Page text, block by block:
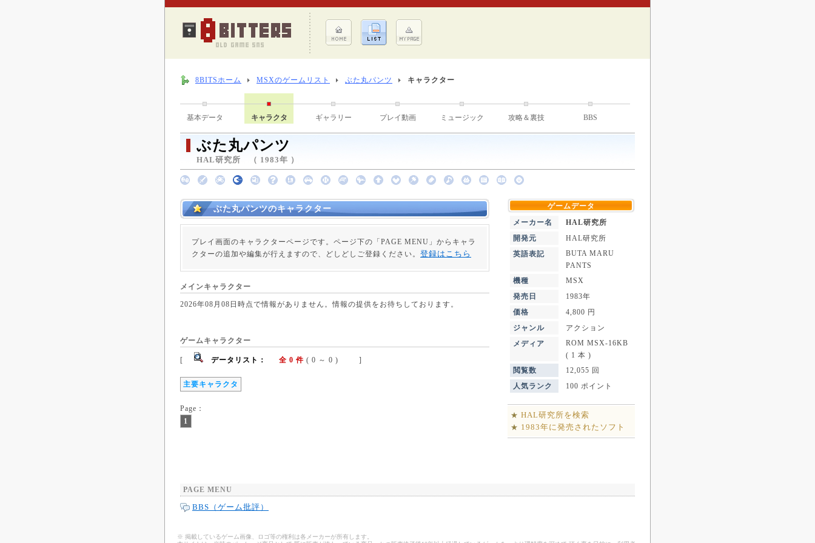
8BITSホーム MSXのゲームリスト ぶた丸パンツ キャラクター
基本データ キャラクタ ギャラリー プレイ動画 ミュージック 攻略＆裏技 BBS
ぶた丸パンツ
HAL研究所 （ 1983年 ）
ぶた丸パンツのキャラクター
プレイ画面のキャラクターページです。ページ下の「PAGE MENU」からキャラ
クターの追加や編集が行えますので、どしどしご登録ください。 登録はこちら
メインキャラクター
2026年08月08日時点で情報がありません。情報の提供をお待ちしております。
ゲームキャラクター
[ データリスト： 全 0 件 ( 0 ～ 0 ) ]
主要キャラクタ
Page：
1
ゲームデータ
メーカー名
HAL研究所
開発元
HAL研究所
英語表記
BUTA MARU
PANTS
機種
MSX
発売日
1983年
価格
4,800 円
ジャンル
アクション
メディア
ROM MSX-16KB
( 1 本 )
閲覧数
12,055 回
人気ランク
100 ポイント
★ HAL研究所を検索
★ 1983年に発売されたソフト
PAGE MENU
BBS（ゲーム批評）
※ 掲載しているゲーム画像、ロゴ等の権利は各メーカーが所有します。